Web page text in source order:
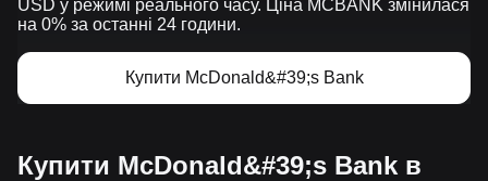
USD у режимі реального часу. Ціна MCBANK змінилася
на 0% за останні 24 години.
Купити McDonald&#39;s Bank
Купити McDonald&#39;s Bank в